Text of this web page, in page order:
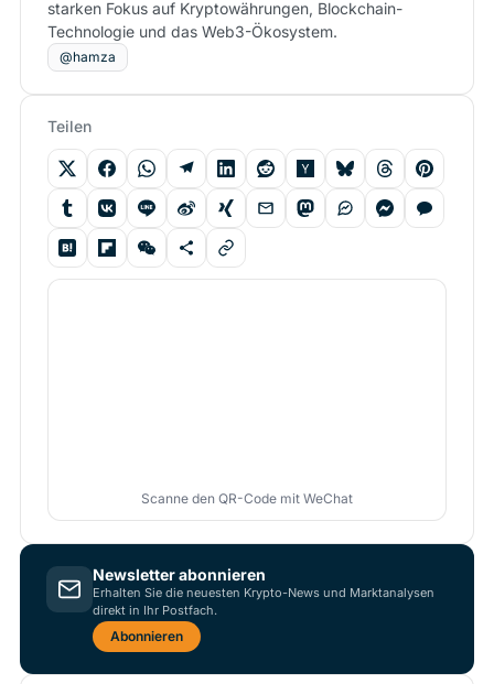
starken Fokus auf Kryptowährungen, Blockchain-
Technologie und das Web3-Ökosystem.
@hamza
Teilen
Scanne den QR-Code mit WeChat
Newsletter abonnieren
Erhalten Sie die neuesten Krypto-News und Marktanalysen
direkt in Ihr Postfach.
Abonnieren